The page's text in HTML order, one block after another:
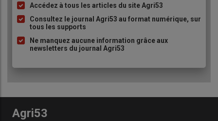
Liste
à
puce
Accédez à tous les articles du site Agri53
Consultez le journal Agri53 au format numérique, sur
tous les supports
Ne manquez aucune information grâce aux
newsletters du journal Agri53
Agri53